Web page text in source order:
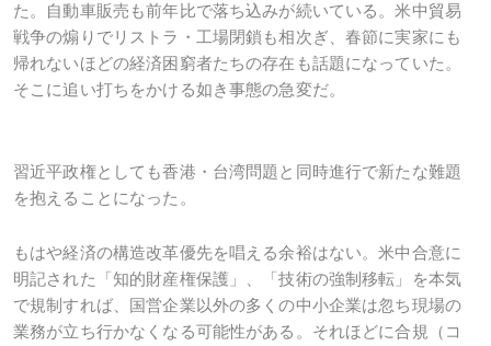
た。自動車販売も前年比で落ち込みが続いている。米中貿易
戦争の煽りでリストラ・工場閉鎖も相次ぎ、春節に実家にも
帰れないほどの経済困窮者たちの存在も話題になっていた。
そこに追い打ちをかける如き事態の急変だ。
習近平政権としても香港・台湾問題と同時進行で新たな難題
を抱えることになった。
もはや経済の構造改革優先を唱える余裕はない。米中合意に
明記された「知的財産権保護」、「技術の強制移転」を本気
で規制すれば、国営企業以外の多くの中小企業は忽ち現場の
業務が立ち行かなくなる可能性がある。それほどに合規（コ